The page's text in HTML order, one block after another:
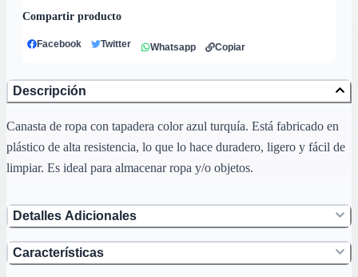
Compartir producto
Facebook Twitter Whatsapp Copiar
Descripción
Canasta de ropa con tapadera color azul turquía. Está fabricado en
plástico de alta resistencia, lo que lo hace duradero, ligero y fácil de
limpiar. Es ideal para almacenar ropa y/o objetos.
Detalles Adicionales
Características